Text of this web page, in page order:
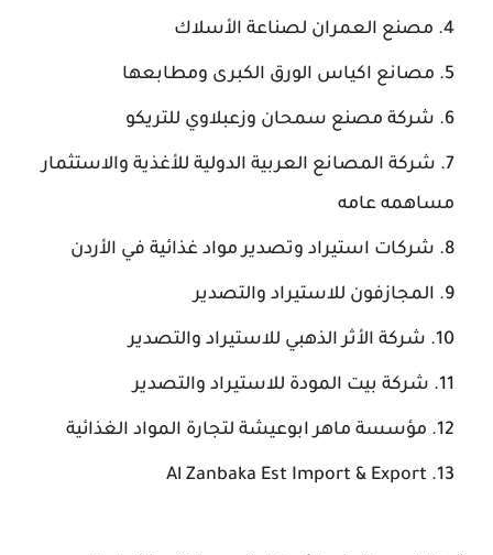
مصنع العمران لصناعة الأسلاك
مصانع اكياس الورق الكبرى ومطابعها
شركة مصنع سمحان وزعبلاوي للتريكو
شركة المصانع العربية الدولية للأغذية والاستثمار
مساهمه عامه
شركات استيراد وتصدير مواد غذائية في الأردن
المجازفون للاستيراد والتصدير
شركة الأثر الذهبي للاستيراد والتصدير
شركة بيت المودة للاستيراد والتصدير
مؤسسة ماهر ابوعيشة لتجارة المواد الغذائية
Al Zanbaka Est Import & Export